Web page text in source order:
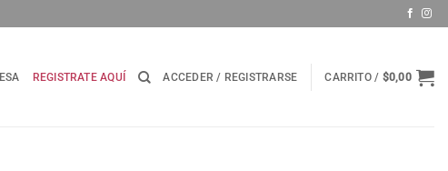
REGISTRATE AQUÍ ACCEDER / REGISTRARSE CARRITO / $0,00